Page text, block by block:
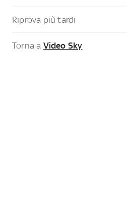
Riprova più tardi
Torna a Video Sky